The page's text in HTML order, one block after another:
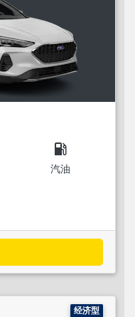
local_gas_station
汽油
经济型